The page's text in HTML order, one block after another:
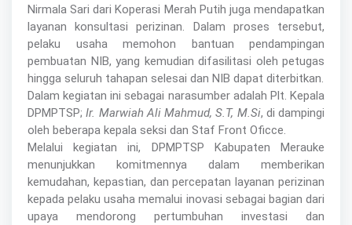
Nirmala Sari dari Koperasi Merah Putih juga mendapatkan
layanan konsultasi perizinan. Dalam proses tersebut,
pelaku usaha memohon bantuan pendampingan
pembuatan NIB, yang kemudian difasilitasi oleh petugas
hingga seluruh tahapan selesai dan NIB dapat diterbitkan.
Dalam kegiatan ini sebagai narasumber adalah Plt. Kepala
DPMPTSP; Ir. Marwiah Ali Mahmud, S.T, M.Si, di dampingi
oleh beberapa kepala seksi dan Staf Front Oficce.
Melalui kegiatan ini, DPMPTSP Kabupaten Merauke
menunjukkan komitmennya dalam memberikan
kemudahan, kepastian, dan percepatan layanan perizinan
kepada pelaku usaha memalui inovasi sebagai bagian dari
upaya mendorong pertumbuhan investasi dan